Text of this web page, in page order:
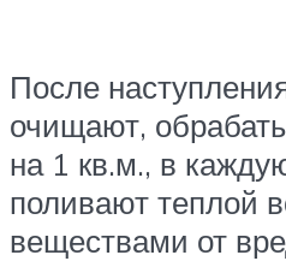
После
очищают,
на 1 кв.м., в
поливают теплой
веществами от